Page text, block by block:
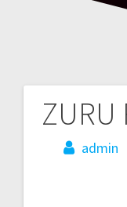
ZURU
admin
wpisu